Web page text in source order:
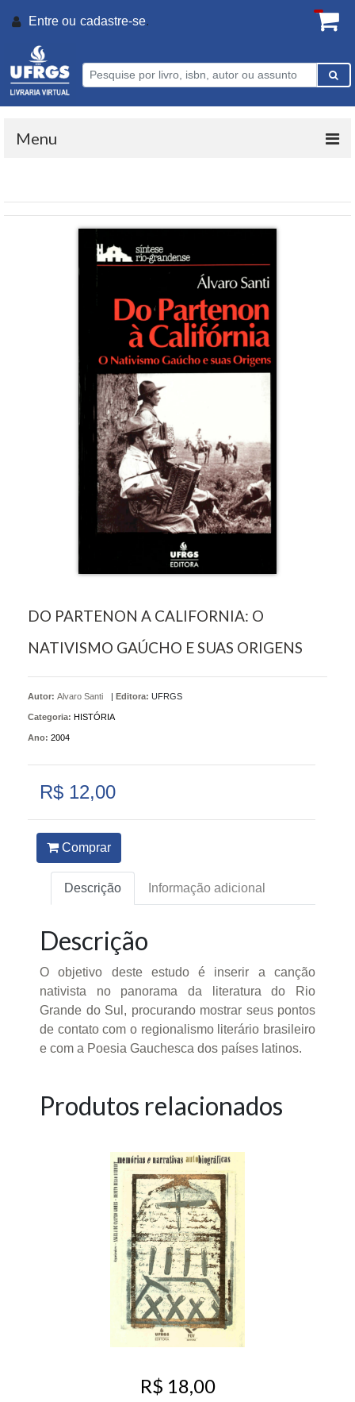
Entre ou cadastre-se.
Menu
DO PARTENON A CALIFORNIA: O
NATIVISMO GAÚCHO E SUAS ORIGENS
Autor: Alvaro Santi | Editora: UFRGS
Categoria: HISTÓRIA
Ano: 2004
R$ 12,00
Comprar
Descrição Informação adicional
Descrição
O objetivo deste estudo é inserir a canção
nativista no panorama da literatura do Rio
Grande do Sul, procurando mostrar seus pontos
de contato com o regionalismo literário brasileiro
e com a Poesia Gauchesca dos países latinos.
Produtos relacionados
R$ 18,00